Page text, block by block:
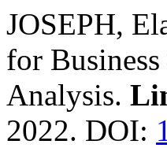
JOSEPH,
for
Analysis.
2022. DOI: